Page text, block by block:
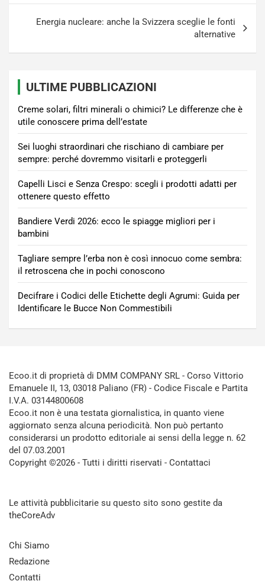
Energia nucleare: anche la Svizzera sceglie le fonti
alternative
ULTIME PUBBLICAZIONI
Creme solari, filtri minerali o chimici? Le differenze che è
utile conoscere prima dell’estate
Sei luoghi straordinari che rischiano di cambiare per
sempre: perché dovremmo visitarli e proteggerli
Capelli Lisci e Senza Crespo: scegli i prodotti adatti per
ottenere questo effetto
Bandiere Verdi 2026: ecco le spiagge migliori per i
bambini
Tagliare sempre l’erba non è così innocuo come sembra:
il retroscena che in pochi conoscono
Decifrare i Codici delle Etichette degli Agrumi: Guida per
Identificare le Bucce Non Commestibili
Ecoo.it di proprietà di DMM COMPANY SRL - Corso Vittorio
Emanuele II, 13, 03018 Paliano (FR) - Codice Fiscale e Partita
I.V.A. 03144800608
Ecoo.it non è una testata giornalistica, in quanto viene
aggiornato senza alcuna periodicità. Non può pertanto
considerarsi un prodotto editoriale ai sensi della legge n. 62
del 07.03.2001
Copyright ©2026 - Tutti i diritti riservati - Contattaci
Le attività pubblicitarie su questo sito sono gestite da
theCoreAdv
Chi Siamo
Redazione
Contatti